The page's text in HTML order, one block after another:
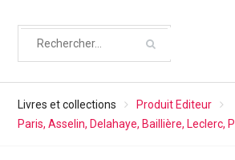
Livres et collections
Produit Editeur
Paris, Asselin, Delahaye, Baillière, Leclerc,